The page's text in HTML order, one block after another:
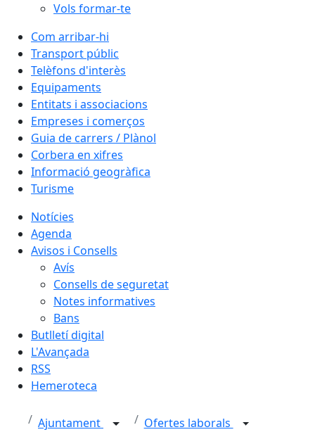
Vols formar-te
Com arribar-hi
Transport públic
Telèfons d'interès
Equipaments
Entitats i associacions
Empreses i comerços
Guia de carrers / Plànol
Corbera en xifres
Informació geogràfica
Turisme
Notícies
Agenda
Avisos i Consells
Avís
Consells de seguretat
Notes informatives
Bans
Butlletí digital
L'Avançada
RSS
Hemeroteca
Ajuntament
Ofertes laborals